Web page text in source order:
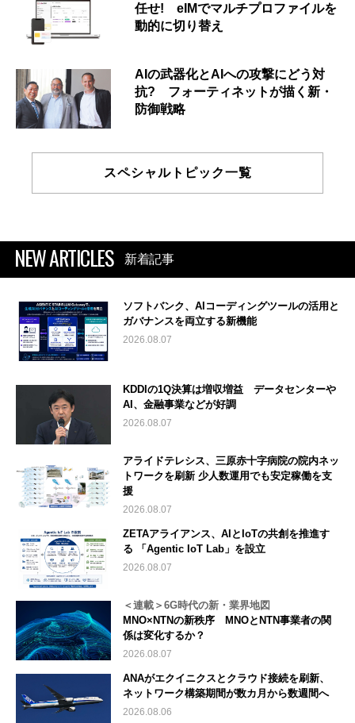
任せ! eIMでマルチプロファイルを
動的に切り替え
AIの武器化とAIへの攻撃にどう対
抗? フォーティネットが描く新・
防御戦略
スペシャルトピック一覧
NEW ARTICLES 新着記事
ソフトバンク、AIコーディングツールの活用と
ガバナンスを両立する新機能
2026.08.07
KDDIの1Q決算は増収増益 データセンターや
AI、金融事業などが好調
2026.08.07
アライドテレシス、三原赤十字病院の院内ネッ
トワークを刷新 少人数運用でも安定稼働を支
援
2026.08.07
ZETAアライアンス、AIとIoTの共創を推進す
る 「Agentic IoT Lab」を設立
2026.08.07
＜連載＞6G時代の新・業界地図
MNO×NTNの新秩序 MNOとNTN事業者の関
係は変化するか？
2026.08.07
ANAがエクイニクスとクラウド接続を刷新、
ネットワーク構築期間が数カ月から数週間へ
2026.08.06